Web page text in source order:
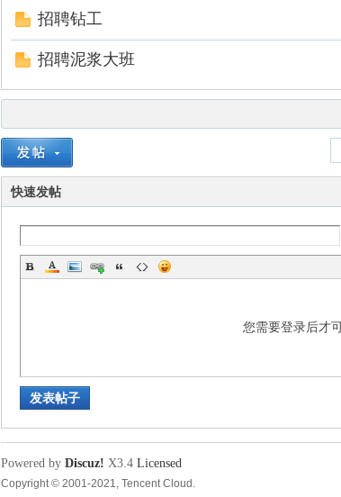
|
油
招聘钻工
招聘泥浆大班
快速发帖
您需要登录后才
发表帖子
Powered by Discuz! X3.4 Licensed
Copyright © 2001-2021, Tencent Cloud.